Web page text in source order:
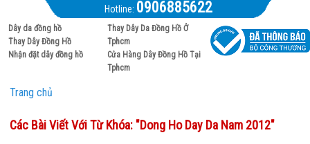
Hotline: 0906885622
Dây da đồng hồ
Thay Dây Đồng Hồ
Nhận đặt dây đồng hồ
Thay Dây Da Đồng Hồ Ở
Tphcm
Cửa Hàng Dây Đồng Hồ Tại
Tphcm
Trang chủ
Các Bài Viết Với Từ Khóa: "Dong Ho Day Da Nam 2012"